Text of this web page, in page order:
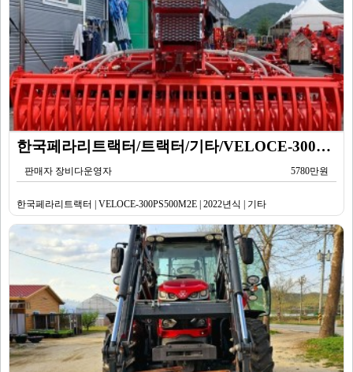
한국페라리트랙터/트랙터/기타/VELOCE-300PS500M2E/2022년식
판매자 장비다운영자 5780만원
한국페라리트랙터 | VELOCE-300PS500M2E | 2022년식 | 기타